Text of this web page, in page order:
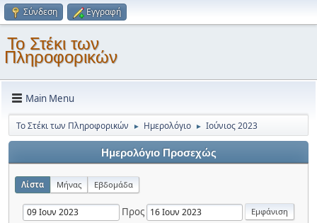
Σύνδεση Εγγραφή
Το Στέκι των
Πληροφορικών
Main Menu
Το Στέκι των Πληροφορικών ► Ημερολόγιο ► Ιούνιος 2023
Ημερολόγιο Προσεχώς
Λίστα Μήνας Εβδομάδα
Προς